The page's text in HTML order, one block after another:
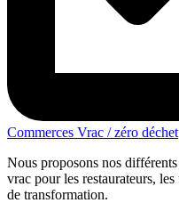
Commerces Vrac / zéro déchet
Nous proposons nos
vrac pour les restaurateurs,
de transformation.